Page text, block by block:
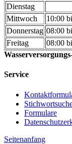
Dienstag
Mittwoch
10:00
Donnerstag 08:00
Freitag
08:00
Service
Formulare
Seitenanfang